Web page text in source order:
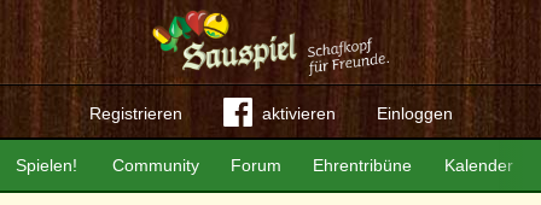
Registrieren aktivieren Einloggen
Community Forum Ehrentribüne Kalender
Spielen!